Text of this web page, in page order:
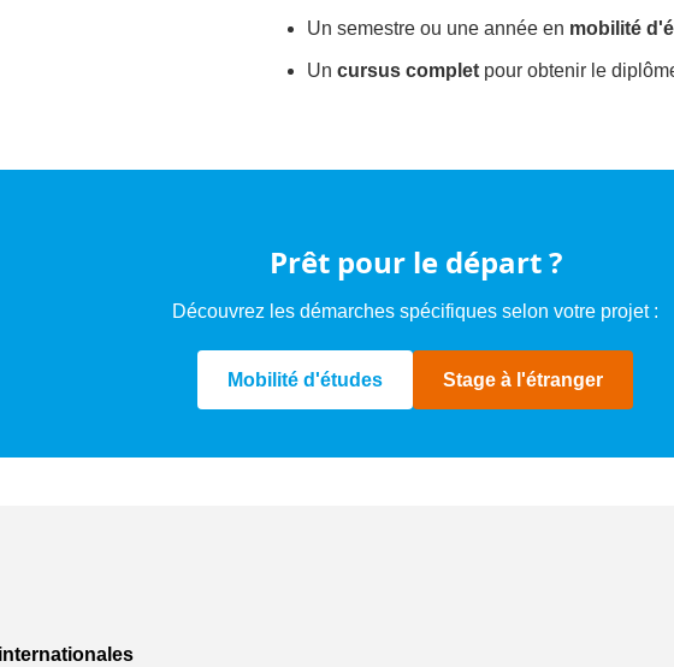
Un semestre ou une année en mobilité
Un cursus complet pour obtenir le
Prêt pour le départ ?
Découvrez les démarches spécifiques selon votre projet :
Mobilité d'études Stage à l'étranger